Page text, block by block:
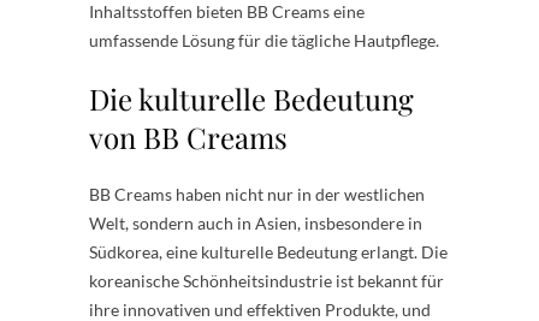
Inhaltsstoffen bieten BB Creams eine
umfassende Lösung für die tägliche Hautpflege.
Die kulturelle Bedeutung
von BB Creams
BB Creams haben nicht nur in der westlichen
Welt, sondern auch in Asien, insbesondere in
Südkorea, eine kulturelle Bedeutung erlangt. Die
koreanische Schönheitsindustrie ist bekannt für
ihre innovativen und effektiven Produkte, und